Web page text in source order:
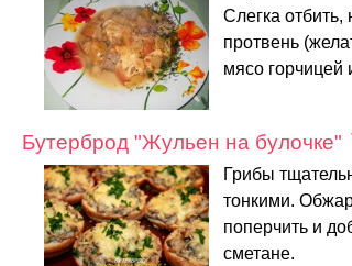
Слегка отбить,
протвень
мясо горчицей
Бутерброд "Жульен на булочке"
Грибы
тонкими.
поперчить и
сметане.